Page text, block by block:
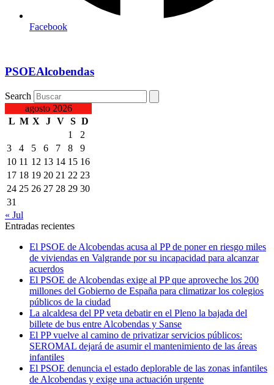
Facebook
PSOEAlcobendas
Search
agosto 2026
L M X J V S D
1
2
3
4 5 6 7 8
9
10 11 12 13 14 15 16
17 18 19 20 21 22 23
24 25 26 27 28 29 30
31
« Jul
Entradas recientes
El PSOE de Alcobendas acusa al PP de poner en riesgo miles
de viviendas en Valgrande por su incapacidad para alcanzar
acuerdos
El PSOE de Alcobendas exige al PP que aproveche los 200
millones del Gobierno de España para climatizar los colegios
públicos de la ciudad
La alcaldesa del PP veta debatir en el Pleno la bajada del
billete de bus entre Alcobendas y Sanse
El PP vuelve al camino de privatizar servicios públicos:
SEROMAL dejará de asumir el mantenimiento de las áreas
infantiles
El PSOE denuncia el estado deplorable de las zonas infantiles
de Alcobendas y exige una actuación urgente